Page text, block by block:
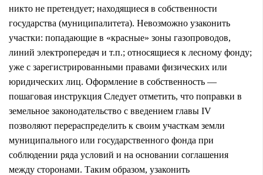
никто не претендует; находящиеся в собственности
государства (муниципалитета). Невозможно узаконить
участки: попадающие в «красные» зоны газопроводов,
линий электропередач и т.п.; относящиеся к лесному фонду;
уже с зарегистрированными правами физических или
юридических лиц. Оформление в собственность —
пошаговая инструкция Следует отметить, что поправки в
земельное законодательство с введением главы IV
позволяют перераспределить к своим участкам земли
муниципального или государственного фонда при
соблюдении ряда условий и на основании соглашения
между сторонами. Таким образом, узаконить